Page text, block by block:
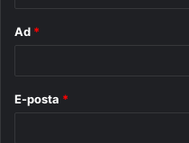
Ad *
E-posta *